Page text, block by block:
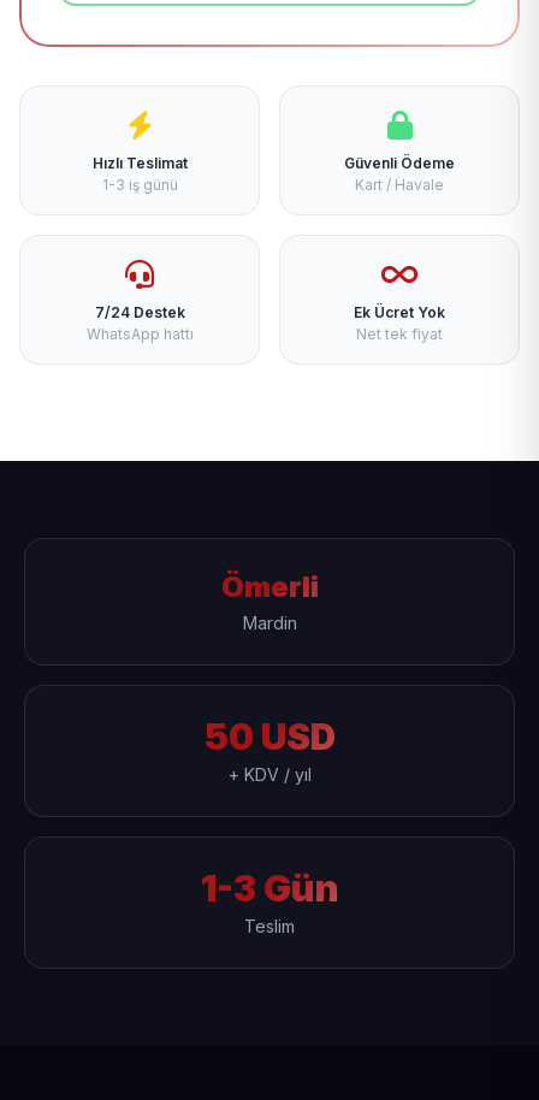
Hızlı Teslimat
1-3 iş günü
Güvenli Ödeme
Kart / Havale
7/24 Destek
WhatsApp hattı
Ek Ücret Yok
Net tek fiyat
Ömerli
Mardin
50 USD
+ KDV / yıl
1-3 Gün
Teslim